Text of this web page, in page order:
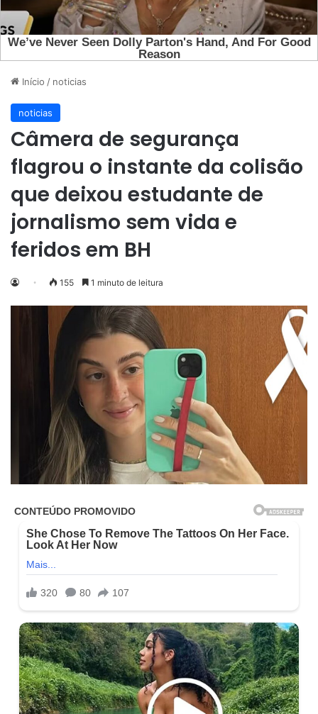
Início / noticias
noticias
Câmera de segurança
flagrou o instante da colisão
que deixou estudante de
jornalismo sem vida e
feridos em BH
155 1 minuto de leitura